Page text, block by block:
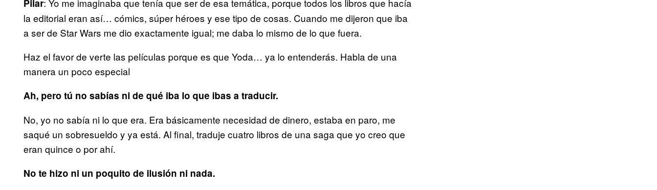
Pilar: Yo me imaginaba que tenía que ser de esa temática, porque todos los libros que hacía
la editorial eran así… cómics, súper héroes y ese tipo de cosas. Cuando me dijeron que iba
a ser de Star Wars me dio exactamente igual; me daba lo mismo de lo que fuera.
Haz el favor de verte las películas porque es que Yoda… ya lo entenderás. Habla de una
manera un poco especial
Ah, pero tú no sabías ni de qué iba lo que ibas a traducir.
No, yo no sabía ni lo que era. Era básicamente necesidad de dinero, estaba en paro, me
saqué un sobresueldo y ya está. Al final, traduje cuatro libros de una saga que yo creo que
eran quince o por ahí.
No te hizo ni un poquito de ilusión ni nada.